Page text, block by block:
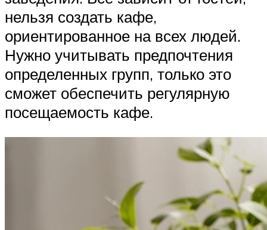
нельзя создать кафе,
ориентированное на всех людей.
Нужно учитывать предпочтения
определенных групп, только это
сможет обеспечить регулярную
посещаемость кафе.